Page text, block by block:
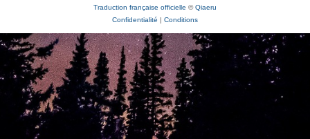
Traduction française officielle ©Qiaeru
Confidentialité | Conditions